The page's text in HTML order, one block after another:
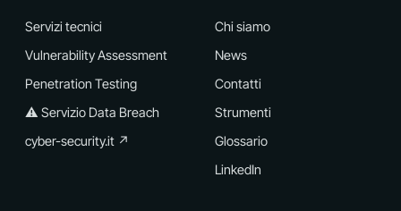
Servizi tecnici
Vulnerability Assessment
Penetration Testing
⚠ Servizio Data Breach
cyber-security.it ↗
Chi siamo
News
Contatti
Strumenti
Glossario
LinkedIn